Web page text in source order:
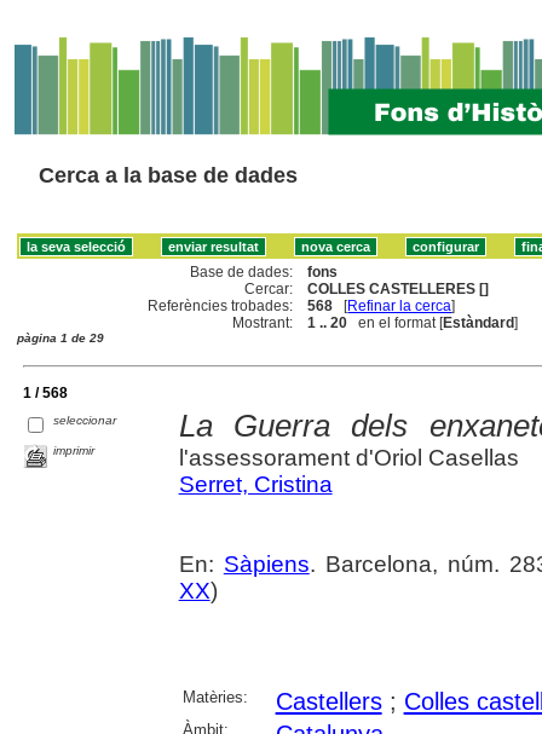
Cerca a la base de dades
Base de dades:
fons
Cercar:
COLLES CASTELLERES []
Referències trobades:
568 [Refinar la cerca]
Mostrant:
1 .. 20 en el format [Estàndard]
pàgina 1 de 29
1 / 568
seleccionar
imprimir
La Guerra dels
l'assessorament d'Oriol Casellas
Serret, Cristina
En: Sàpiens. Barcelona, núm.
XX)
Matèries: Castellers; Colles
Àmbit: